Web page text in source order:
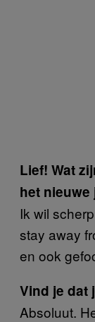
Lief! Wat
het nieuwe
Ik wil
stay away
en ook
Vind je dat
Absoluut.